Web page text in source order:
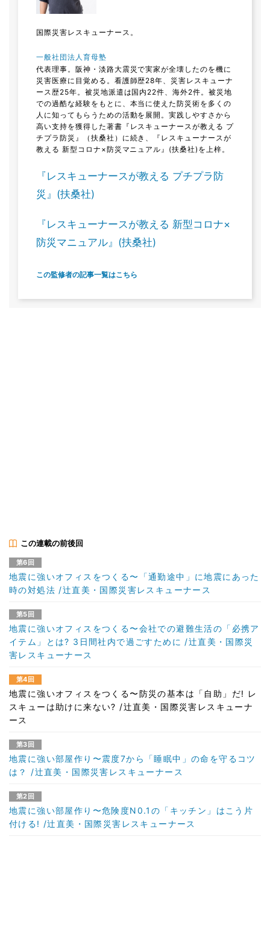
国際災害レスキューナース。
一般社団法人育母塾
代表理事。阪神・淡路大震災で実家が全壊したのを機に
災害医療に目覚める。看護師歴28年、災害レスキューナ
ース歴25年。被災地派遣は国内22件、海外2件。被災地
での過酷な経験をもとに、本当に使えた防災術を多くの
人に知ってもらうための活動を展開。実践しやすさから
高い支持を獲得した著書『レスキューナースが教える プ
チプラ防災』（扶桑社）に続き、『レスキューナースが
教える 新型コロナ×防災マニュアル』(扶桑社)を上梓。
『レスキューナースが教える プチプラ防
災』(扶桑社)
『レスキューナースが教える 新型コロナ×
防災マニュアル』(扶桑社)
この監修者の記事一覧はこちら
この連載の前後回
第6回
地震に強いオフィスをつくる〜「通勤途中」に地震にあった
時の対処法 /辻直美・国際災害レスキューナース
第5回
地震に強いオフィスをつくる〜会社での避難生活の「必携ア
イテム」とは? 3日間社内で過ごすために /辻直美・国際災
害レスキューナース
第4回
地震に強いオフィスをつくる〜防災の基本は「自助」だ! レ
スキューは助けに来ない? /辻直美・国際災害レスキューナ
ース
第3回
地震に強い部屋作り〜震度7から「睡眠中」の命を守るコツ
は？ /辻直美・国際災害レスキューナース
第2回
地震に強い部屋作り〜危険度N0.1の「キッチン」はこう片
付ける! /辻直美・国際災害レスキューナース